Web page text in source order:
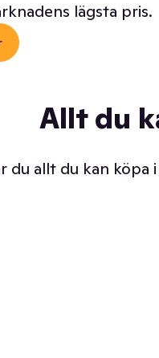
lägsta pris.
Allt du
du allt du kan köpa